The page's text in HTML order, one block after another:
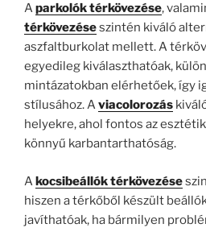
Aparkolók térkövezése,
térkövezéseszintén kiváló
aszfaltburkolat mellett. A
egyedileg kiválaszthatóak,
mintázatokban elérhetőek, így
stílusához. Aviacolorozás
helyekre, ahol fontos az
könnyű karbantarthatóság.
Akocsibeállók térkövezése
hiszen a térkőből készült
javíthatóak, ha bármilyen